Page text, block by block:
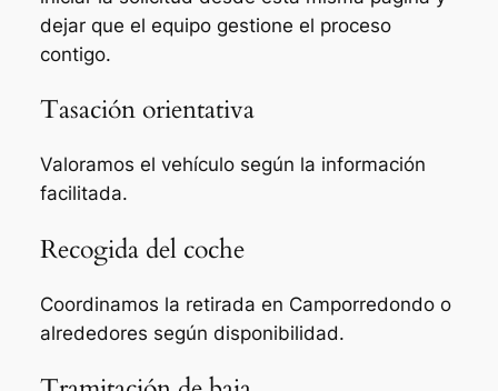
dejar que el equipo gestione el proceso
contigo.
Tasación orientativa
Valoramos el vehículo según la información
facilitada.
Recogida del coche
Coordinamos la retirada en Camporredondo o
alrededores según disponibilidad.